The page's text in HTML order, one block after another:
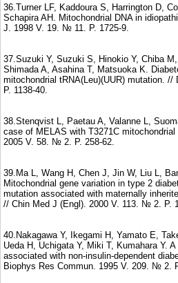
36.Turner LF, Kaddoura S, Harrington D,
Schapira AH. Mitochondrial DNA in
J. 1998 V. 19. № 11. P. 1725-9.
37.Suzuki Y, Suzuki S, Hinokio Y, Chiba
Shimada A, Asahina T, Matsuoka K.
mitochondrial tRNA(Leu)(UUR) mutation.
P. 1138-40.
38.Stenqvist L, Paetau A, Valanne L,
case of MELAS with T3271C mitochondrial
2005 V. 58. № 2. P. 258-62.
39.Ma L, Wang H, Chen J, Jin W, Liu L,
Mitochondrial gene variation in type 2
mutation associated with maternally
// Chin Med J (Engl). 2000 V. 113. № 2. P.
40.Nakagawa Y, Ikegami H, Yamato E,
Ueda H, Uchigata Y, Miki T, Kumahara Y.
associated with non-insulin-dependent
Biophys Res Commun. 1995 V. 209. № 2.